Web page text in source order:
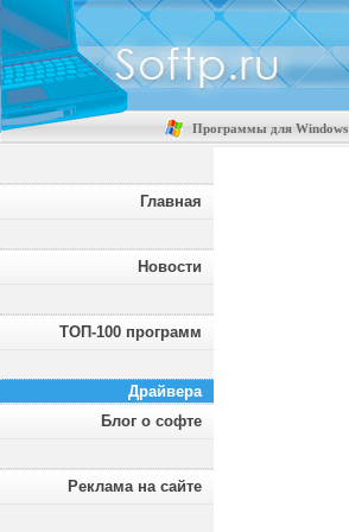
Программы для Windows
Главная
Новости
ТОП-100 программ
Драйвера
Блог о софте
Реклама на сайте